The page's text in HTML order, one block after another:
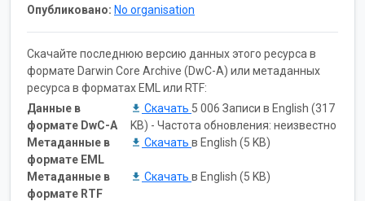
Опубликовано: No organisation
Скачайте последнюю версию данных этого ресурса в
формате Darwin Core Archive (DwC-A) или метаданных
ресурса в форматах EML или RTF:
Данные в
формате DwC-A
Скачать 5 006 Записи в English (317
KB) - Частота обновления: неизвестно
Метаданные в
формате EML
Скачать в English (5 KB)
Метаданные в
формате RTF
Скачать в English (5 KB)